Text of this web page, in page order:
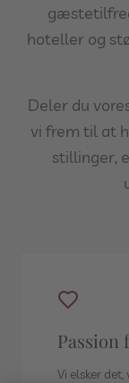
hoteller og
Deler du
vi frem til at
stillinger,
Vi elsker